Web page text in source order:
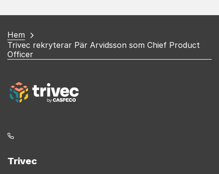
Du
är
här
Hem
Trivec rekryterar Pär Arvidsson som Chief Product
Officer
Trivec